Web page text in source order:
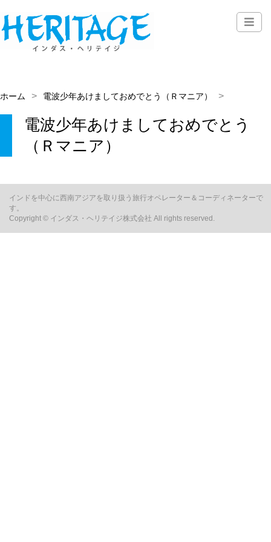
ホーム 電波少年あけましておめでとう（Ｒマニア）
電波少年あけましておめでとう
（Ｒマニア）
インドを中心に西南アジアを取り扱う旅行オペレーター＆コーディネーターで
す。
Copyright © インダス・ヘリテイジ株式会社 All rights reserved.